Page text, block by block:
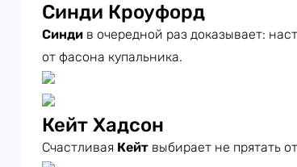
Синди Кроуфорд
Синди в очередной раз доказывает:
от фасона купальника.
Кейт Хадсон
Счастливая Кейт выбирает не прятать